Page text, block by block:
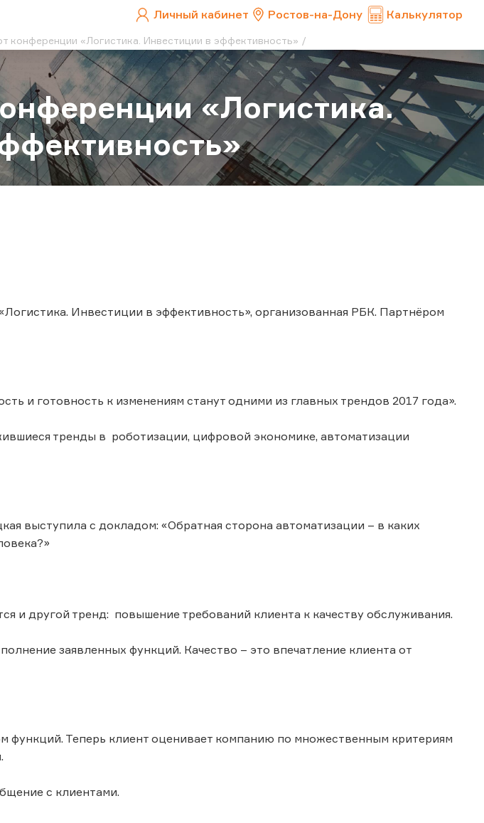
Личный кабинет Ростов-на-Дону Калькулятор
конференции «Логистика. Инвестиции в эффективность»
«Логистика.
Инвестиции в эффективность», организованная РБК. Партнёром
и готовность к изменениям станут одними из главных трендов 2017 года».
тренды в роботизации, цифровой экономике, автоматизации
выступила с докладом: «Обратная сторона автоматизации – в каких
и другой тренд: повышение требований клиента к качеству обслуживания.
заявленных функций. Качество – это впечатление клиента от
функций. Теперь клиент оценивает компанию по множественным критериям
с клиентами.